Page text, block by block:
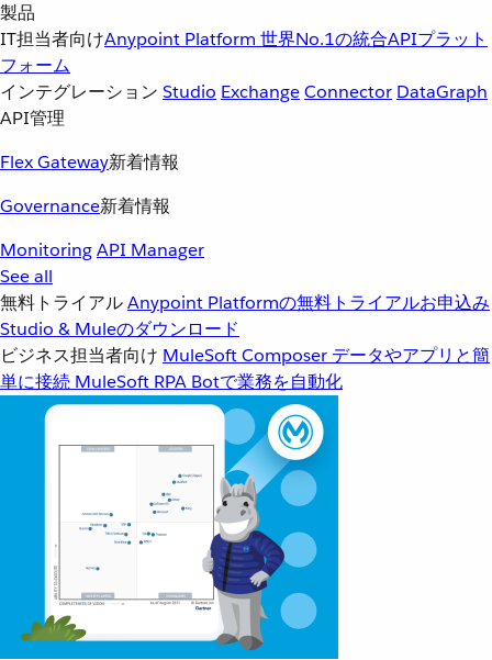
製品
IT担当者向けAnypoint Platform 世界No.1の統合APIプラット
フォーム
インテグレーション Studio ExchangeConnector DataGraph
API管理
Flex Gateway新着情報
Governance新着情報
MonitoringAPI Manager
See all
無料トライアルAnypoint Platformの無料トライアルお申込み
Studio & Muleのダウンロード
ビジネス担当者向け MuleSoft Composer データやアプリと簡
単に接続 MuleSoft RPA Botで業務を自動化